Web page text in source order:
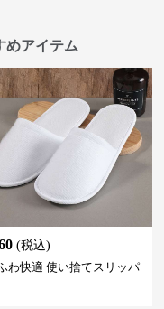
めアイテム
(税込)
わ快適 使い捨てスリッパ